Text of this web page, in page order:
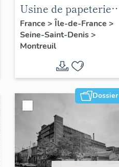
Usine de papeterie
Kalamazoo, puis
usine de confection
Sergent Major
France > Île-de-France >
Seine-Saint-Denis>
Montreuil
Dossier